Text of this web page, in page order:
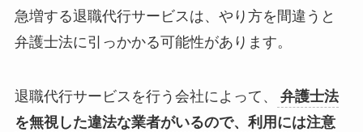
急増する退職代行サービスは、やり方を間違うと
弁護士法に引っかかる可能性があります。
退職代行サービスを行う会社によって、
弁護士法
を無視した違法な業者がいるので、利用には注意